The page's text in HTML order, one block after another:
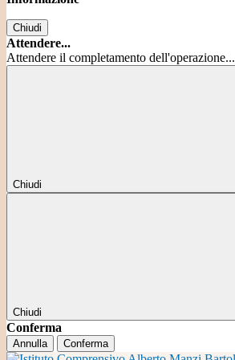
Chiudi
Attendere...
Attendere il completamento dell'operazione...
Chiudi
Chiudi
Conferma
Annulla Conferma